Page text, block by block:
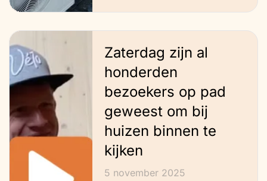
Zaterdag zijn al
honderden
bezoekers op pad
geweest om bij
huizen binnen te
kijken
5 november 2025